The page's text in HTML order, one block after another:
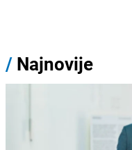
/ Najnovije